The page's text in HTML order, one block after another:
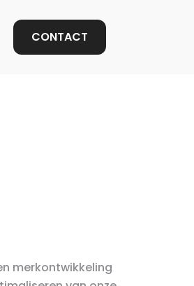
CONTACT
merkontwikkeling